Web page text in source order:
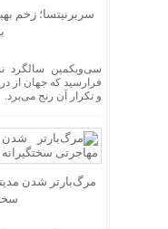
سربرنیتسا؛ زخم
سی‌ویکمین سالگرد
فرارسید که جهان
و تکرار آن رنج می‌برد.
مرگ‌بارتر شدن